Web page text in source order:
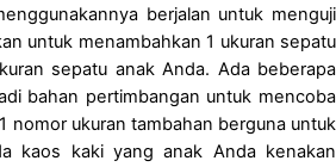
berjalan untuk menguji
untuk menambahkan 1 ukuran sepatu
sepatu anak Anda. Ada beberapa
bahan pertimbangan untuk mencoba
nomor ukuran tambahan berguna untuk
kaos kaki yang anak Anda kenakan